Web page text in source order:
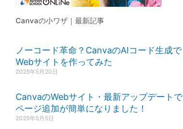
Canvaの小ワザ｜最新記事
ノーコード革命？CanvaのAIコード生成で
Webサイトを作ってみた
2025年5月20日
CanvaのWebサイト・最新アップデートで
ページ追加が簡単になりました！
2025年5月5日